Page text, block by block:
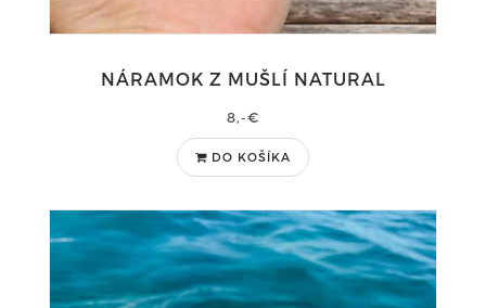
NÁRAMOK Z MUŠLÍ NATURAL
8,-€
DO KOŠÍKA